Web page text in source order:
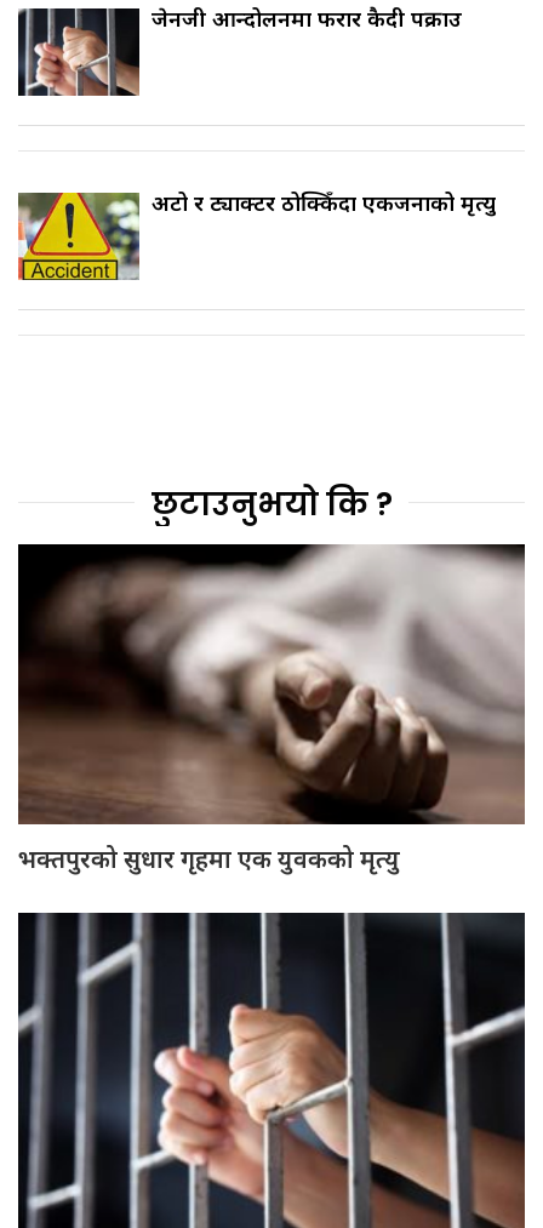
जेनजी आन्दोलनमा फरार कैदी पक्राउ
अटो र ट्याक्टर ठोक्किँदा एकजनाको मृत्यु
छुटाउनुभयो कि ?
भक्तपुरको सुधार गृहमा एक युवकको मृत्यु